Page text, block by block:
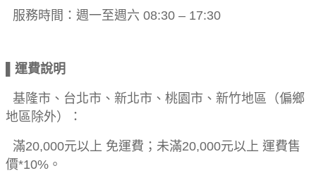
服務時間：週一至週六 08:30 – 17:30
▌運費說明
基隆市、台北市、新北市、桃園市、新竹地區（偏鄉
地區除外）：
滿20,000元以上 免運費；未滿20,000元以上 運費售
價*10%。